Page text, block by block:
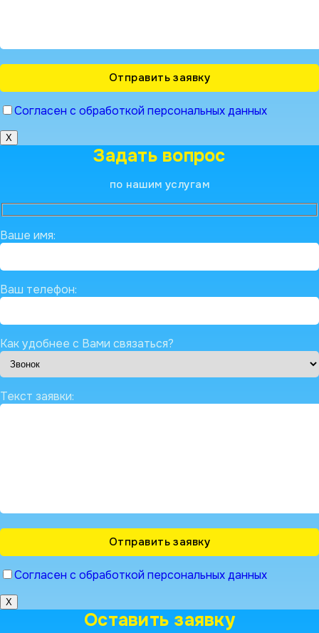
Согласен с обработкой персональных данных
X
Задать вопрос
по нашим услугам
Ваше имя:
Ваш телефон:
Как удобнее с Вами связаться?
Текст заявки:
Согласен с обработкой персональных данных
X
Оставить заявку